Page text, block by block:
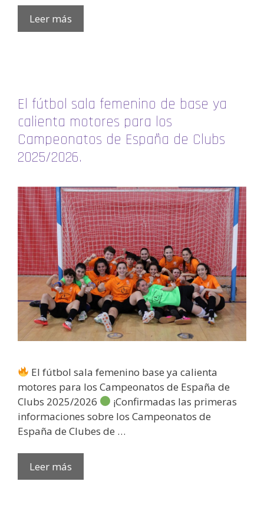
Leer más
El fútbol sala femenino de base ya
calienta motores para los
Campeonatos de España de Clubs
2025/2026.
El fútbol sala femenino base ya calienta
motores para los Campeonatos de España de
Clubs 2025/2026
¡Confirmadas las primeras
informaciones sobre los Campeonatos de
España de Clubes de …
Leer más